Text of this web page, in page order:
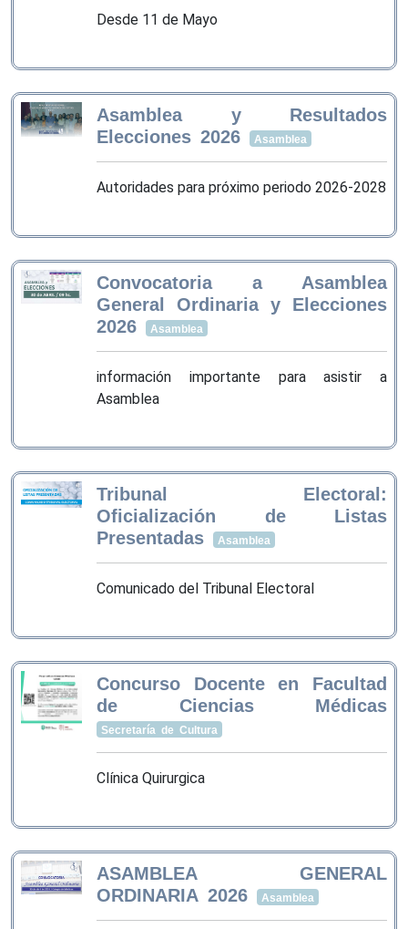
Desde 11 de Mayo
Asamblea y Resultados
Elecciones 2026
Asamblea
Autoridades para próximo periodo 2026-2028
Convocatoria a Asamblea
General Ordinaria y Elecciones
2026
Asamblea
información importante para asistir a
Asamblea
Tribunal Electoral:
Oficialización de Listas
Presentadas
Asamblea
Comunicado del Tribunal Electoral
Concurso Docente en Facultad
de Ciencias Médicas
Secretaría de Cultura
Clínica Quirurgica
ASAMBLEA GENERAL
ORDINARIA 2026
Asamblea